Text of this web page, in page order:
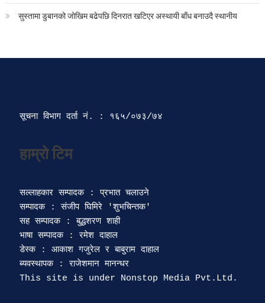
सुस्तामा डुबानको जोखिम बढेपछि दिनरात खटिएर अस्थायी बाँध बनाउदै स्थानीय
सूचना विभाग दर्ता‍ नं. : १६५/०७३/७४
हाम्रो टिम
सल्लाहकार सम्पादक : प्रभात चलाउने
सम्पादक : संजीप घिमिरे 'शुभचिन्तक'
सह सम्पादक : बुद्धशरण शाही
भाषा सम्पादक : रमेश दाहाल
डेस्क : आकाश गजुरेल र बाबुराम दाहाल
ब्यवस्थापक : राजेशमान मानन्धर